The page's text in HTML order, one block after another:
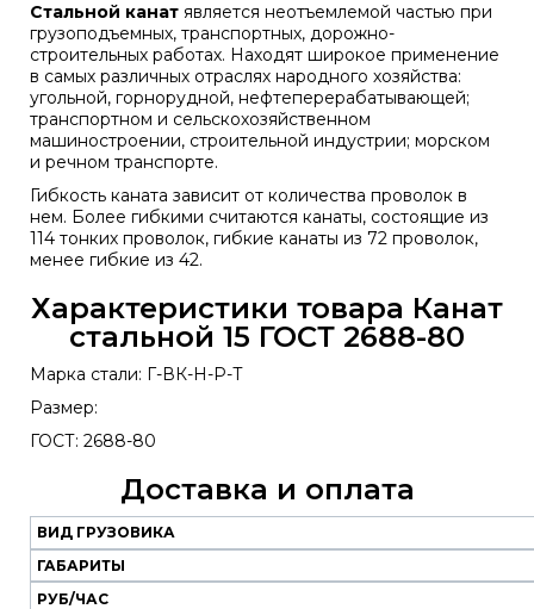
Стальной канат является неотъемлемой частью при
грузоподъемных, транспортных, дорожно-
строительных работах. Находят широкое применение
в самых различных отраслях народного хозяйства:
угольной, горнорудной, нефтеперерабатывающей;
транспортном и сельскохозяйственном
машиностроении, строительной индустрии; морском
и речном транспорте.
Гибкость каната зависит от количества проволок в
нем. Более гибкими считаются канаты, состоящие из
114 тонких проволок, гибкие канаты из 72 проволок,
менее гибкие из 42.
Характеристики товара Канат
стальной 15 ГОСТ 2688-80
Марка стали: Г-ВК-Н-Р-Т
Размер:
ГОСТ: 2688-80
Доставка и оплата
Наш
транспорт
ВИД ГРУЗОВИКА
ГАБАРИТЫ
РУБ/ЧАС